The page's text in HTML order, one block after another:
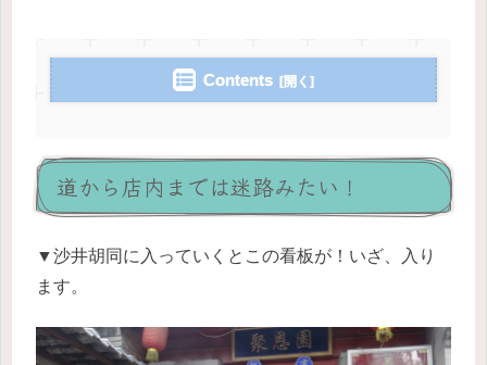
Contents
道から店内までは迷路みたい！
▼沙井胡同に入っていくとこの看板が！いざ、入り
ます。